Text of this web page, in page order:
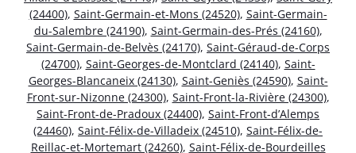
(24400), Saint-Germain-et-Mons (24520), Saint-Germain-
du-Salembre (24190), Saint-Germain-des-Prés (24160),
Saint-Germain-de-Belvès (24170), Saint-Géraud-de-Corps
(24700), Saint-Georges-de-Montclard (24140), Saint-
Georges-Blancaneix (24130), Saint-Geniès (24590), Saint-
Front-sur-Nizonne (24300), Saint-Front-la-Rivière (24300),
Saint-Front-de-Pradoux (24400), Saint-Front-d’Alemps
(24460), Saint-Félix-de-Villadeix (24510), Saint-Félix-de-
Reillac-et-Mortemart (24260), Saint-Félix-de-Bourdeilles